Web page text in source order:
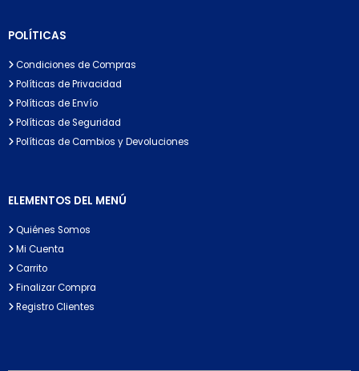
POLÍTICAS
Condiciones de Compras
Políticas de Privacidad
Políticas de Envío
Políticas de Seguridad
Políticas de Cambios y Devoluciones
ELEMENTOS DEL MENÚ
Quiénes Somos
Mi Cuenta
Carrito
Finalizar Compra
Registro Clientes